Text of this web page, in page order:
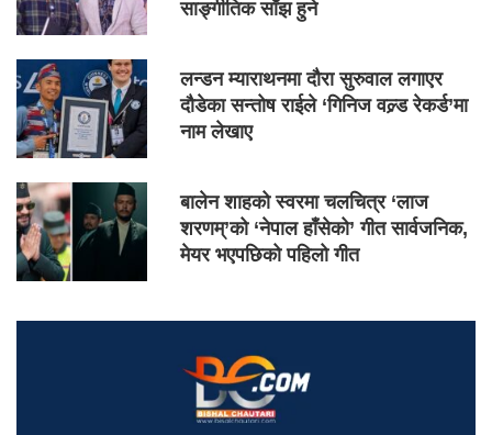
साङ्गीतिक साँझ हुने
लन्डन म्याराथनमा दौरा सुरुवाल लगाएर
दौडेका सन्तोष राईले ‘गिनिज वल्र्ड रेकर्ड’मा
नाम लेखाए
बालेन शाहको स्वरमा चलचित्र ‘लाज
शरणम्’को ‘नेपाल हाँसेको’ गीत सार्वजनिक,
मेयर भएपछिको पहिलो गीत